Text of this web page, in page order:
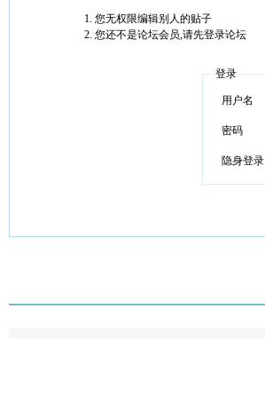
您无权限编辑别人的贴子
您还不是论坛会员,请先登录论坛
登录
用户名
密码
隐身登录